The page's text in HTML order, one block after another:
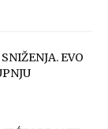
EVO